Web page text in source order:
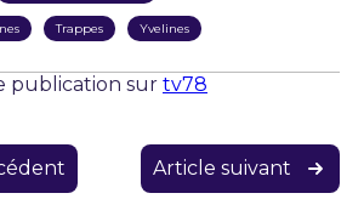
Trappes Yvelines
publication sur tv78
Article suivant